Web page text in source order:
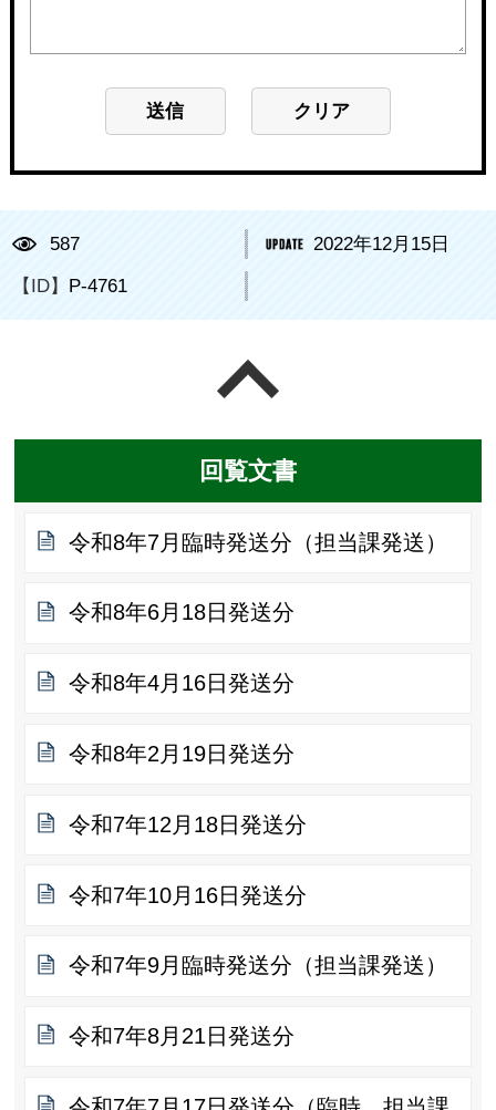
587 2022年12月15日
【ID】 P-4761
回覧文書
令和8年7月臨時発送分（担当課発送）
令和8年6月18日発送分
令和8年4月16日発送分
令和8年2月19日発送分
令和7年12月18日発送分
令和7年10月16日発送分
令和7年9月臨時発送分（担当課発送）
令和7年8月21日発送分